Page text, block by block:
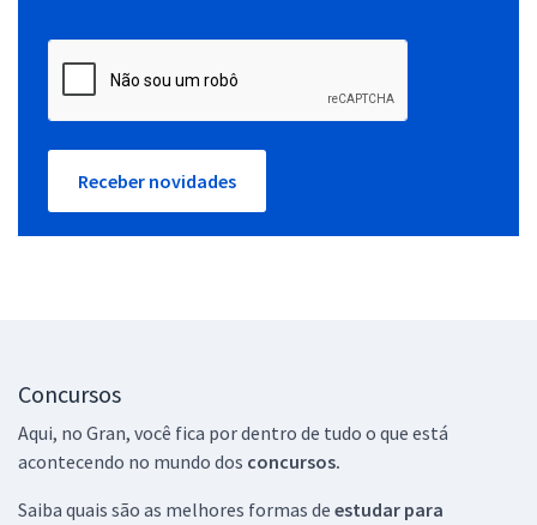
Receber novidades
Concursos
Aqui, no Gran, você fica por dentro de tudo o que está
acontecendo no mundo dos concursos.
Saiba quais são as melhores formas de estudar para